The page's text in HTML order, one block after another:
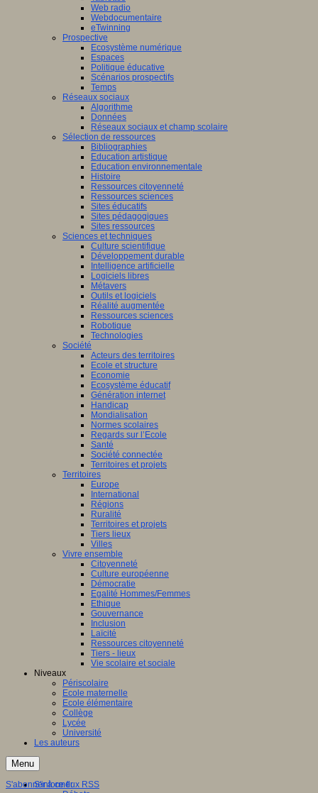
Web radio
Webdocumentaire
eTwinning
Prospective
Ecosystème numérique
Espaces
Politique éducative
Scénarios prospectifs
Temps
Réseaux sociaux
Algorithme
Données
Réseaux sociaux et champ scolaire
Sélection de ressources
Bibliographies
Education artistique
Education environnementale
Histoire
Ressources citoyenneté
Ressources sciences
Sites éducatifs
Sites pédagogiques
Sites ressources
Sciences et techniques
Culture scientifique
Développement durable
Intelligence artificielle
Logiciels libres
Métavers
Outils et logiciels
Réalité augmentée
Ressources sciences
Robotique
Technologies
Société
Acteurs des territoires
Ecole et structure
Economie
Ecosystème éducatif
Génération internet
Handicap
Mondialisation
Normes scolaires
Regards sur l’Ecole
Santé
Société connectée
Territoires et projets
Territoires
Europe
International
Régions
Ruralité
Territoires et projets
Tiers lieux
Villes
Vivre ensemble
Citoyenneté
Culture européenne
Démocratie
Egalité Hommes/Femmes
Ethique
Gouvernance
Inclusion
Laïcité
Ressources citoyenneté
Tiers - lieux
Vie scolaire et sociale
Niveaux
Périscolaire
Ecole maternelle
Ecole élémentaire
Collège
Lycée
Université
Les auteurs
Menu
S'informer
S'abonner à ce flux RSS